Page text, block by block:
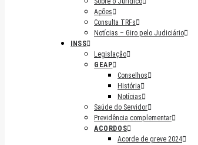
Ações
Consulta TRFs
Notícias – Giro pelo Judiciário
INSS
Legislação
GEAP
Conselhos
História
Notícias
Saúde do Servidor
Previdência complementar
ACORDOS
Acorde de greve 2024